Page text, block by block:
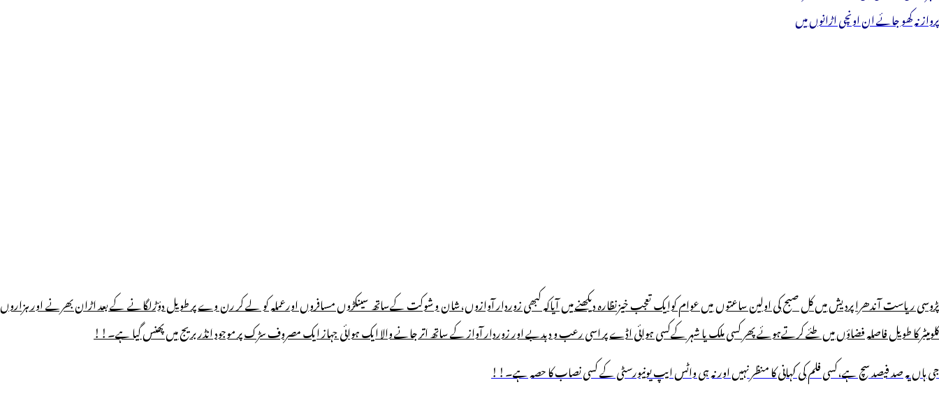
پرواز نہ کھو جائے ان اونچی اڑانوں میں
پڑوسی ریاست آندھرا پردیش میں کل صبح کی اولین ساعتوں میں عوام کوایک تعجب خیزنظارہ دیکھنے میں آیاکہ کبھی زوردار آوازوں،شان و شوکت کےساتھ سینکڑوں مسافروں اورعملہ کو لے کر رن وے پر طویل دؤڑلگانے کے بعد اڑان بھرنے اور ہزاروں
کلومیٹر کا طویل فاصلہ فضاؤں میں طئے کرتےہوئے پھر کسی ملک یا شہر کےکسی ہوائی اڈے پر اسی رعب و دبدبے اور زوردار آواز کے ساتھ اتر جانے والا ایک ہوائی جہاز ایک مصروف سڑک پر موجود انڈر بریج میں پھنس گیا ہے۔!!
جی ہاں یہ صد فیصد سچ ہے،کسی فلم کی کہانی کا منظر نہیں اور نہ ہی واٹس ایپ یونیورسٹی کے کسی نصاب کا حصہ ہے۔!!